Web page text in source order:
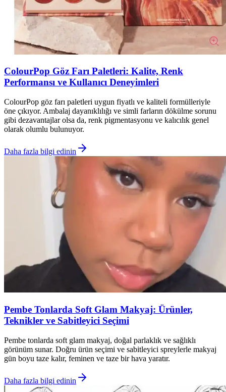
ColourPop Göz Farı Paletleri: Kalite, Renk
Performansı ve Kullanıcı Deneyimleri
ColourPop göz farı paletleri uygun fiyatlı ve kaliteli formülleriyle
öne çıkıyor. Ambalaj dayanıklılığı ve simli farların dökülme sorunu
gibi dezavantajlar olsa da, renk pigmentasyonu ve kalıcılık genel
olarak olumlu bulunuyor.
Daha fazla bilgi edinin
Pembe Tonlarda Soft Glam Makyaj: Ürünler,
Teknikler ve Sabitleyici Seçimi
Pembe tonlarda soft glam makyaj, doğal parlaklık ve sağlıklı
görünüm sunar. Doğru ürün seçimi ve sabitleyici spreylerle makyaj
gün boyu taze kalır, feminen ve taze bir hava yaratır.
Daha fazla bilgi edinin